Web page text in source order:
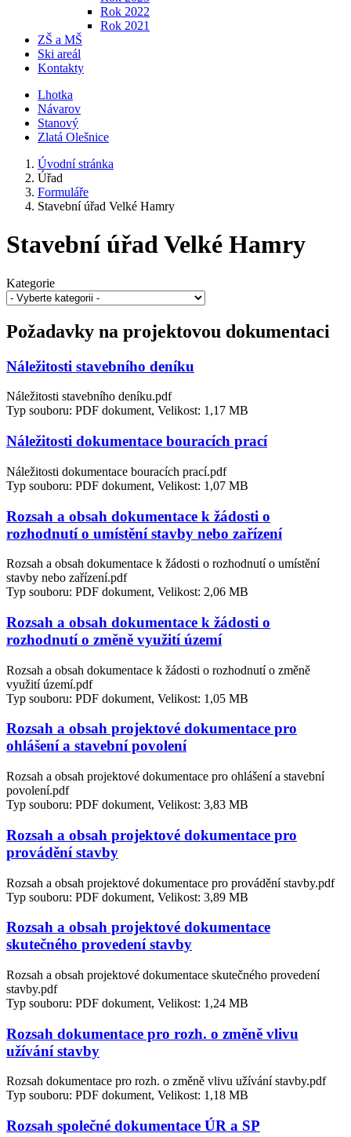
Rok 2022
Rok 2021
ZŠ a MŠ
Ski areál
Kontakty
Lhotka
Návarov
Stanový
Zlatá Olešnice
Úvodní stránka
Úřad
Formuláře
Stavební úřad Velké Hamry
Stavební úřad Velké Hamry
Kategorie
Požadavky na projektovou dokumentaci
Náležitosti stavebního deníku
Náležitosti stavebního deníku.pdf
Typ souboru: PDF dokument, Velikost: 1,17 MB
Náležitosti dokumentace bouracích prací
Náležitosti dokumentace bouracích prací.pdf
Typ souboru: PDF dokument, Velikost: 1,07 MB
Rozsah a obsah dokumentace k žádosti o
rozhodnutí o umístění stavby nebo zařízení
Rozsah a obsah dokumentace k žádosti o rozhodnutí o umístění
stavby nebo zařízení.pdf
Typ souboru: PDF dokument, Velikost: 2,06 MB
Rozsah a obsah dokumentace k žádosti o
rozhodnutí o změně využití území
Rozsah a obsah dokumentace k žádosti o rozhodnutí o změně
využití území.pdf
Typ souboru: PDF dokument, Velikost: 1,05 MB
Rozsah a obsah projektové dokumentace pro
ohlášení a stavební povolení
Rozsah a obsah projektové dokumentace pro ohlášení a stavební
povolení.pdf
Typ souboru: PDF dokument, Velikost: 3,83 MB
Rozsah a obsah projektové dokumentace pro
provádění stavby
Rozsah a obsah projektové dokumentace pro provádění stavby.pdf
Typ souboru: PDF dokument, Velikost: 3,89 MB
Rozsah a obsah projektové dokumentace
skutečného provedení stavby
Rozsah a obsah projektové dokumentace skutečného provedení
stavby.pdf
Typ souboru: PDF dokument, Velikost: 1,24 MB
Rozsah dokumentace pro rozh. o změně vlivu
užívání stavby
Rozsah dokumentace pro rozh. o změně vlivu užívání stavby.pdf
Typ souboru: PDF dokument, Velikost: 1,18 MB
Rozsah společné dokumentace ÚR a SP